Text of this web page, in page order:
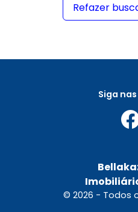
Refazer
Siga
© 2026 - Todos